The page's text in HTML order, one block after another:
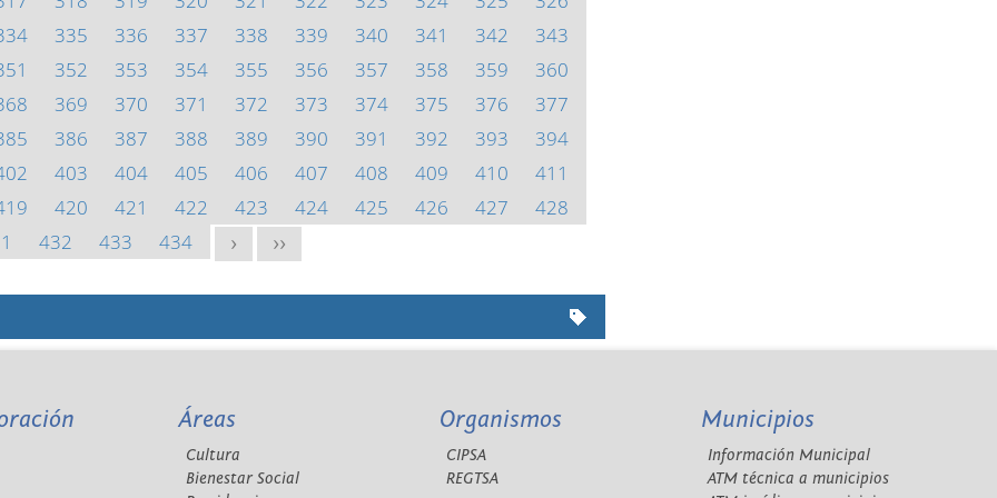
335 336 337 338 339 340 341 342
343
352 353 354 355 356 357 358 359
360
369 370 371 372 373 374 375 376
377
386 387 388 389 390 391 392 393
394
403 404 405 406 407 408 409 410
411
420 421 422 423 424 425 426 427
428
432 433 434 > >>
Áreas
Cultura
Bienestar Social
Organismos
CIPSA
REGTSA
Municipios
Información Municipal
ATM técnica a municipios